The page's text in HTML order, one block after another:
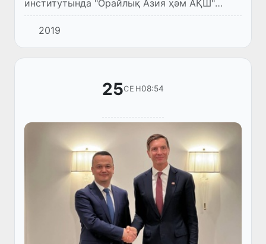
институтында "Орайлық Азия ҳәм АҚШ"
аналитикалық орайларының биринши
форумы болып өтти.
2019
25СЕН08:54